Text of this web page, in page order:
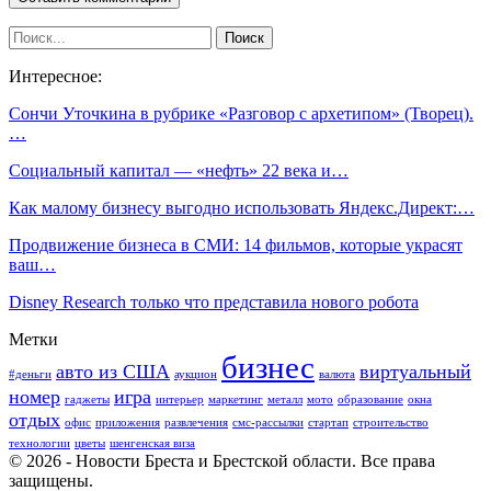
Интересное:
Сончи Уточкина в рубрике «Разговор с архетипом» (Творец).
…
Социальный капитал — «нефть» 22 века и…
Как малому бизнесу выгодно использовать Яндекс.Директ:…
Продвижение бизнеса в СМИ: 14 фильмов, которые украсят
ваш…
Disney Research только что представила нового робота
Метки
#деньги авто из США аукцион бизнес валюта виртуальный
номер гаджеты игра интерьер маркетинг металл мото образование окна
отдых офис приложения развлечения смс-рассылки стартап строительство
технологии цветы шенгенская виза
© 2026 - Новости Бреста и Брестской области. Все права
защищены.